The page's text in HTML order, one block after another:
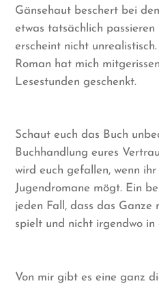
Gänsehaut beschert bei
etwas tatsächlich passieren
erscheint nicht
Roman hat mich
Lesestunden geschenkt.
Schaut euch das Buch
Buchhandlung eures
wird euch gefallen, wenn ihr
Jugendromane mögt. Ein
jeden Fall, dass das
spielt und nicht irgendwo
Von mir gibt es eine ganz